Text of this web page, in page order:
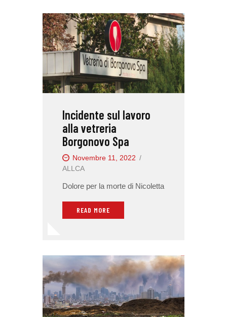
Incidente sul lavoro
alla vetreria
Borgonovo Spa
Novembre 11, 2022
ALLCA
Dolore per la morte di Nicoletta
READ MORE